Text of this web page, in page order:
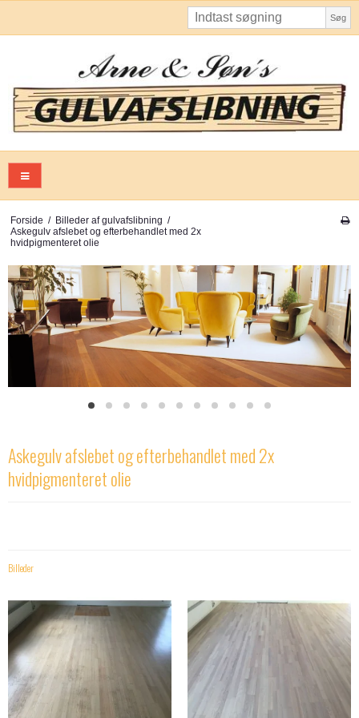
Søg
Forside / Billeder af gulvafslibning /
Askegulv afslebet og efterbehandlet med 2x
hvidpigmenteret olie
Askegulv afslebet og efterbehandlet med 2x
hvidpigmenteret olie
Billeder